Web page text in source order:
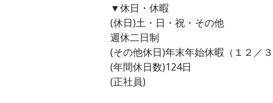
▼休日・休暇
(休日)土・日・祝・その他
週休二日制
(その他休日)年末年始休暇（１２／
(年間休日数)124日
(正社員)